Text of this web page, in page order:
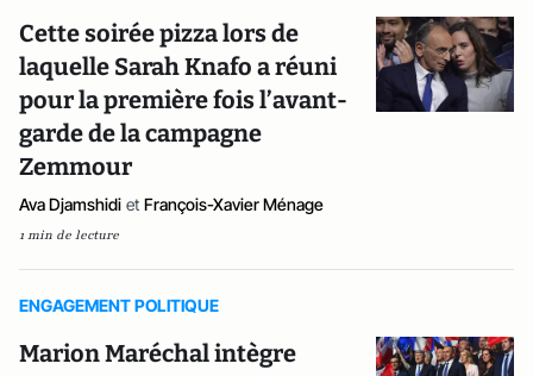
Cette soirée pizza lors de
laquelle Sarah Knafo a réuni
pour la première fois l’avant-
garde de la campagne
Zemmour
Ava Djamshidi et François-Xavier Ménage
1 min de lecture
ENGAGEMENT POLITIQUE
Marion Maréchal intègre